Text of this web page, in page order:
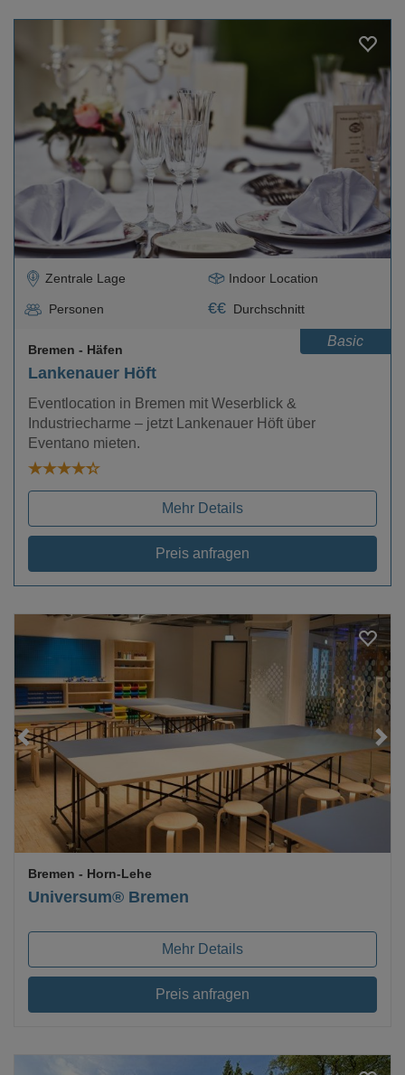
Zentrale Lage Indoor Location
Personen €€ Durchschnitt
Basic
Lankenauer Höft
Bremen - Häfen
Eventlocation in Bremen mit Weserblick &
Industriecharme – jetzt Lankenauer Höft über
Eventano mieten.
Mehr Details
Preis anfragen
Universum® Bremen
Bremen - Horn-Lehe
Mehr Details
Preis anfragen